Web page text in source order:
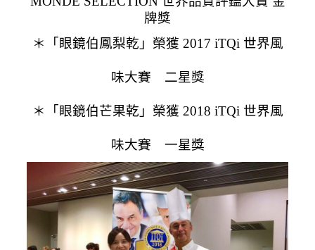
牌獎
＊「眼鏡伯鳳梨乾」榮獲 2017 iTQi 世界風
味大賽 二星獎
＊「眼鏡伯芒果乾」榮獲 2018 iTQi 世界風
味大賽 一星獎